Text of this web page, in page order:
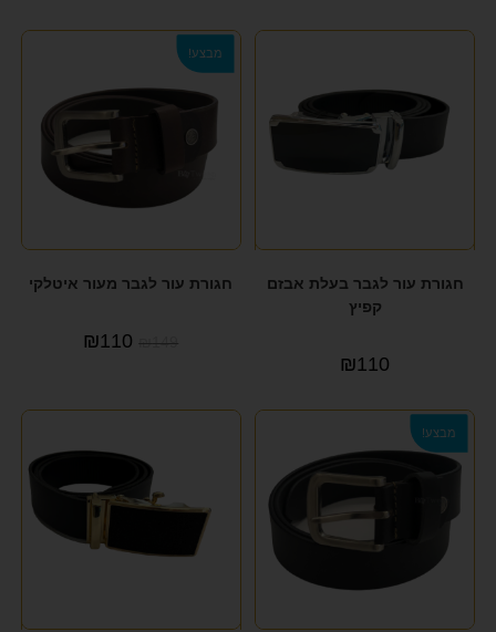
חגורת עור לגבר בעלת אבזם
קפיץ
₪110
מבצע!
חגורת עור לגבר מעור איטלקי
₪149
₪110
מבצע!